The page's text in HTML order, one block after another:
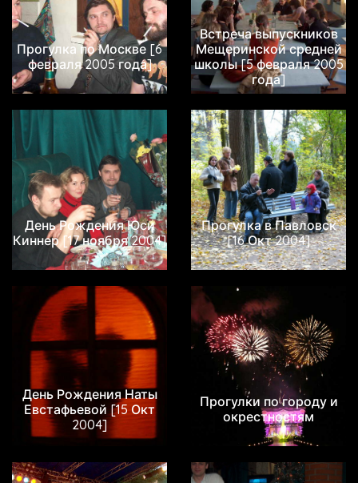
Прогулка по Москве [6
февраля 2005 года]
Встреча выпускников
Мещеринской средней
школы [5 февраля 2005
года]
День Рождения Юси
Киннер [17 ноября 2004]
Прогулка в Павловск
[16 Окт 2004]
День Рождения Наты
Евстафьевой [15 Окт
2004]
Прогулки по городу и
окрестностям